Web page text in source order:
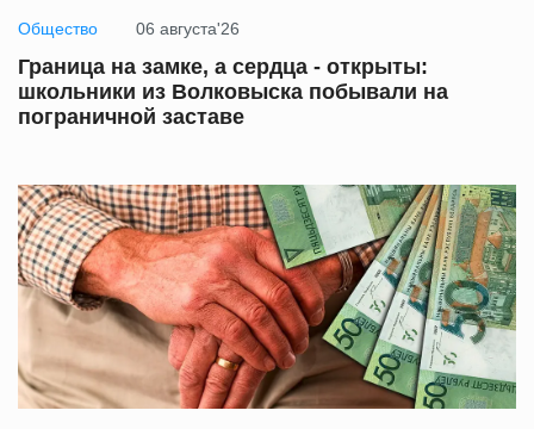
Общество 06 августа'26
Граница на замке, а сердца - открыты:
школьники из Волковыска побывали на
пограничной заставе